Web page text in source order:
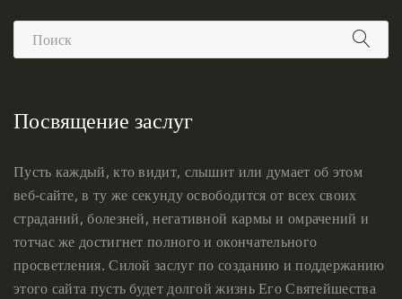
Посвящение заслуг
Пусть каждый, кто видит, слышит или думает об этом
веб-сайте, в ту же секунду освободится от всех своих
страданий, болезней, негативной кармы и омрачений и
тотчас же достигнет полного и окончательного
просветления. Силой заслуг по созданию и поддержанию
этого сайта пусть будет долгой жизнь Его Святейшества